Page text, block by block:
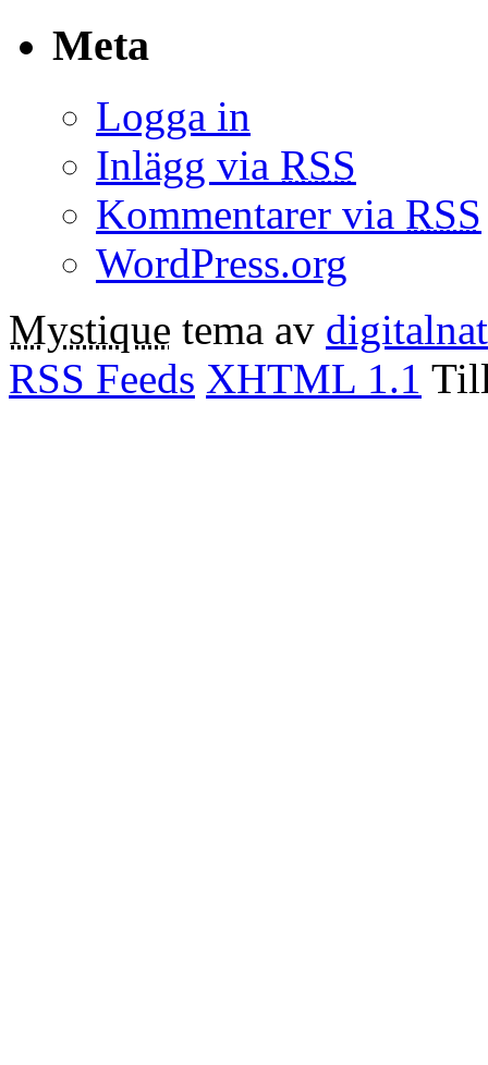
Meta
Logga in
Inlägg via RSS
Kommentarer via RSS
WordPress.org
Mystique tema av
RSS Feeds XHTML 1.1